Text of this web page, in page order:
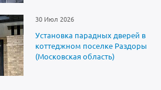
30 Июл 2026
Установка парадных дверей в
коттеджном поселке Раздоры
(Московская область)